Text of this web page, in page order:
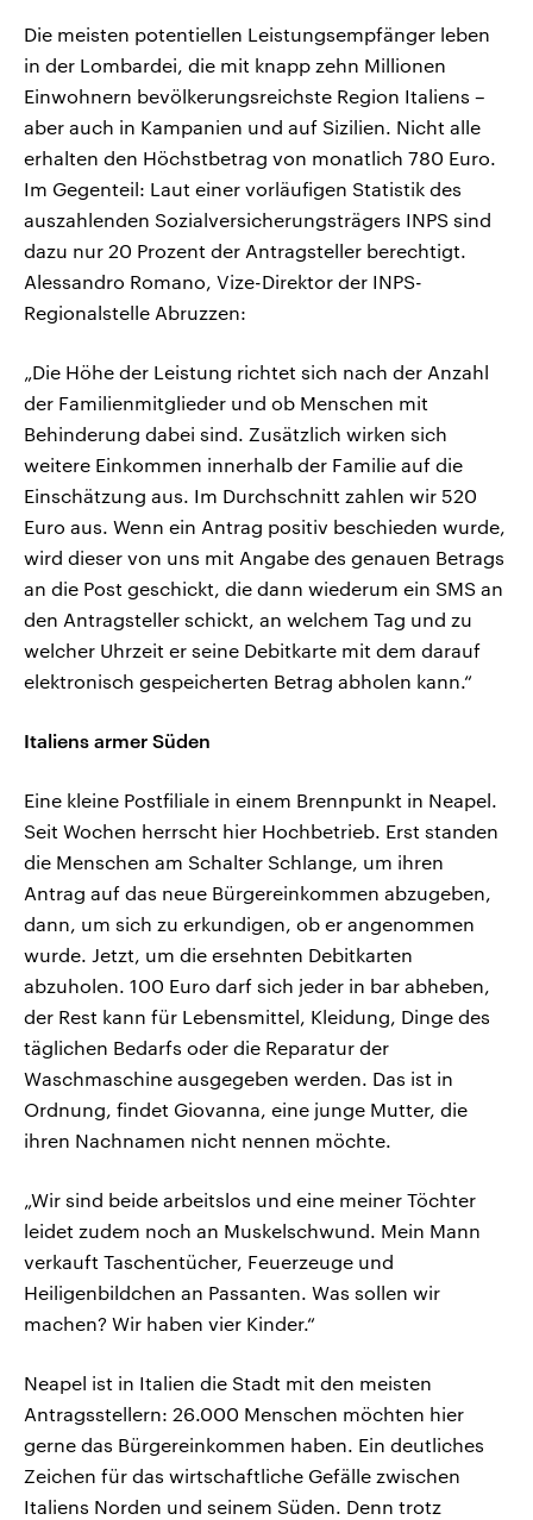
Die meisten potentiellen Leistungsempfänger leben
in der Lombardei, die mit knapp zehn Millionen
Einwohnern bevölkerungsreichste Region Italiens –
aber auch in Kampanien und auf Sizilien. Nicht alle
erhalten den Höchstbetrag von monatlich 780 Euro.
Im Gegenteil: Laut einer vorläufigen Statistik des
auszahlenden Sozialversicherungsträgers INPS sind
dazu nur 20 Prozent der Antragsteller berechtigt.
Alessandro Romano, Vize-Direktor der INPS-
Regionalstelle Abruzzen:
„Die Höhe der Leistung richtet sich nach der Anzahl
der Familienmitglieder und ob Menschen mit
Behinderung dabei sind. Zusätzlich wirken sich
weitere Einkommen innerhalb der Familie auf die
Einschätzung aus. Im Durchschnitt zahlen wir 520
Euro aus. Wenn ein Antrag positiv beschieden wurde,
wird dieser von uns mit Angabe des genauen Betrags
an die Post geschickt, die dann wiederum ein SMS an
den Antragsteller schickt, an welchem Tag und zu
welcher Uhrzeit er seine Debitkarte mit dem darauf
elektronisch gespeicherten Betrag abholen kann.“
Italiens armer Süden
Eine kleine Postfiliale in einem Brennpunkt in Neapel.
Seit Wochen herrscht hier Hochbetrieb. Erst standen
die Menschen am Schalter Schlange, um ihren
Antrag auf das neue Bürgereinkommen abzugeben,
dann, um sich zu erkundigen, ob er angenommen
wurde. Jetzt, um die ersehnten Debitkarten
abzuholen. 100 Euro darf sich jeder in bar abheben,
der Rest kann für Lebensmittel, Kleidung, Dinge des
täglichen Bedarfs oder die Reparatur der
Waschmaschine ausgegeben werden. Das ist in
Ordnung, findet Giovanna, eine junge Mutter, die
ihren Nachnamen nicht nennen möchte.
„Wir sind beide arbeitslos und eine meiner Töchter
leidet zudem noch an Muskelschwund. Mein Mann
verkauft Taschentücher, Feuerzeuge und
Heiligenbildchen an Passanten. Was sollen wir
machen? Wir haben vier Kinder.“
Neapel ist in Italien die Stadt mit den meisten
Antragsstellern: 26.000 Menschen möchten hier
gerne das Bürgereinkommen haben. Ein deutliches
Zeichen für das wirtschaftliche Gefälle zwischen
Italiens Norden und seinem Süden. Denn trotz